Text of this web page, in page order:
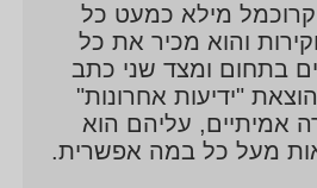
מילא כמעט כל
והוא מכיר את כל
בתחום ומצד שני כתב
"ידיעות אחרונות"
אמיתיים, עליהם הוא
מעל כל במה אפשרית.